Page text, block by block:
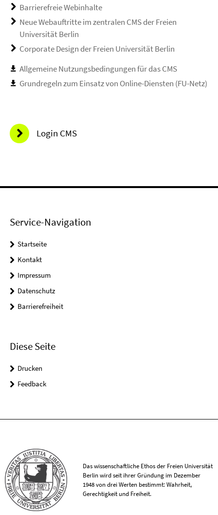
Barrierefreie Webinhalte
Neue Webauftritte im zentralen CMS der Freien
Universität Berlin
Corporate Design der Freien Universität Berlin
Allgemeine Nutzungsbedingungen für das CMS
Grundregeln zum Einsatz von Online-Diensten (FU-Netz)
Login CMS
Service-Navigation
Startseite
Kontakt
Impressum
Datenschutz
Barrierefreiheit
Diese Seite
Drucken
Feedback
Das wissenschaftliche Ethos der Freien Universität
Berlin wird seit ihrer Gründung im Dezember
1948 von drei Werten bestimmt: Wahrheit,
Gerechtigkeit und Freiheit.